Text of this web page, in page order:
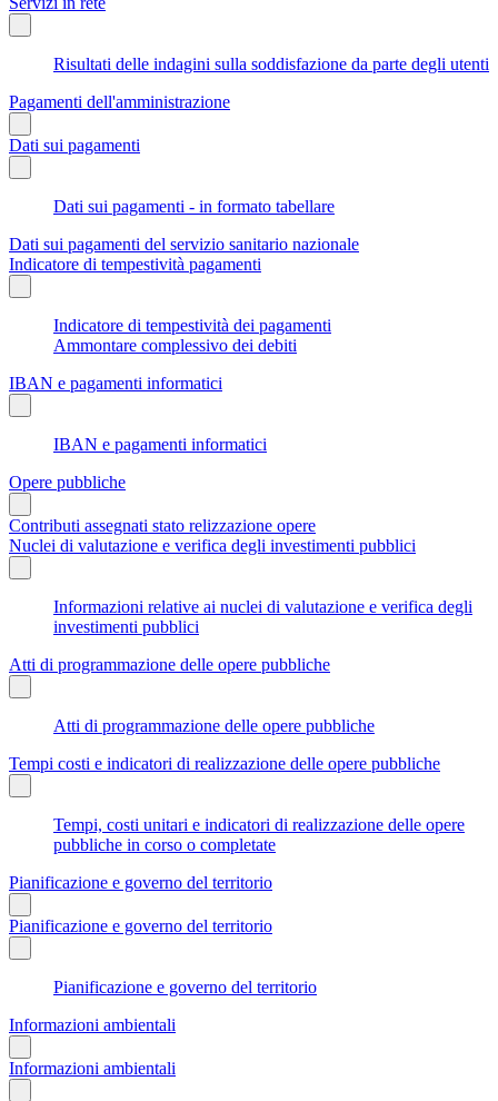
Risultati delle indagini sulla soddisfazione da parte degli utenti
Pagamenti dell'amministrazione
Dati sui pagamenti
Dati sui pagamenti - in formato tabellare
Dati sui pagamenti del servizio sanitario nazionale
Indicatore di tempestività pagamenti
Indicatore di tempestività dei pagamenti
Ammontare complessivo dei debiti
IBAN e pagamenti informatici
IBAN e pagamenti informatici
Opere pubbliche
Contributi assegnati stato relizzazione opere
Nuclei di valutazione e verifica degli investimenti pubblici
Informazioni relative ai nuclei di valutazione e verifica degli
investimenti pubblici
Atti di programmazione delle opere pubbliche
Atti di programmazione delle opere pubbliche
Tempi costi e indicatori di realizzazione delle opere pubbliche
Tempi, costi unitari e indicatori di realizzazione delle opere
pubbliche in corso o completate
Pianificazione e governo del territorio
Pianificazione e governo del territorio
Pianificazione e governo del territorio
Informazioni ambientali
Informazioni ambientali